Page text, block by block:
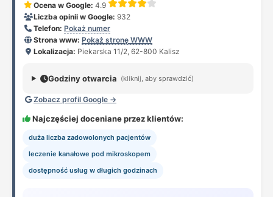
Ocena w Google: 4.9
Liczba opinii w Google: 932
Telefon: Pokaż numer
Strona www: Pokaż stronę WWW
Lokalizacja: Piekarska 11/2, 62-800 Kalisz
Godziny otwarcia (kliknij, aby sprawdzić)
Zobacz profil Google →
Najczęściej doceniane przez klientów:
duża liczba zadowolonych pacjentów
leczenie kanałowe pod mikroskopem
dostępność usług w długich godzinach